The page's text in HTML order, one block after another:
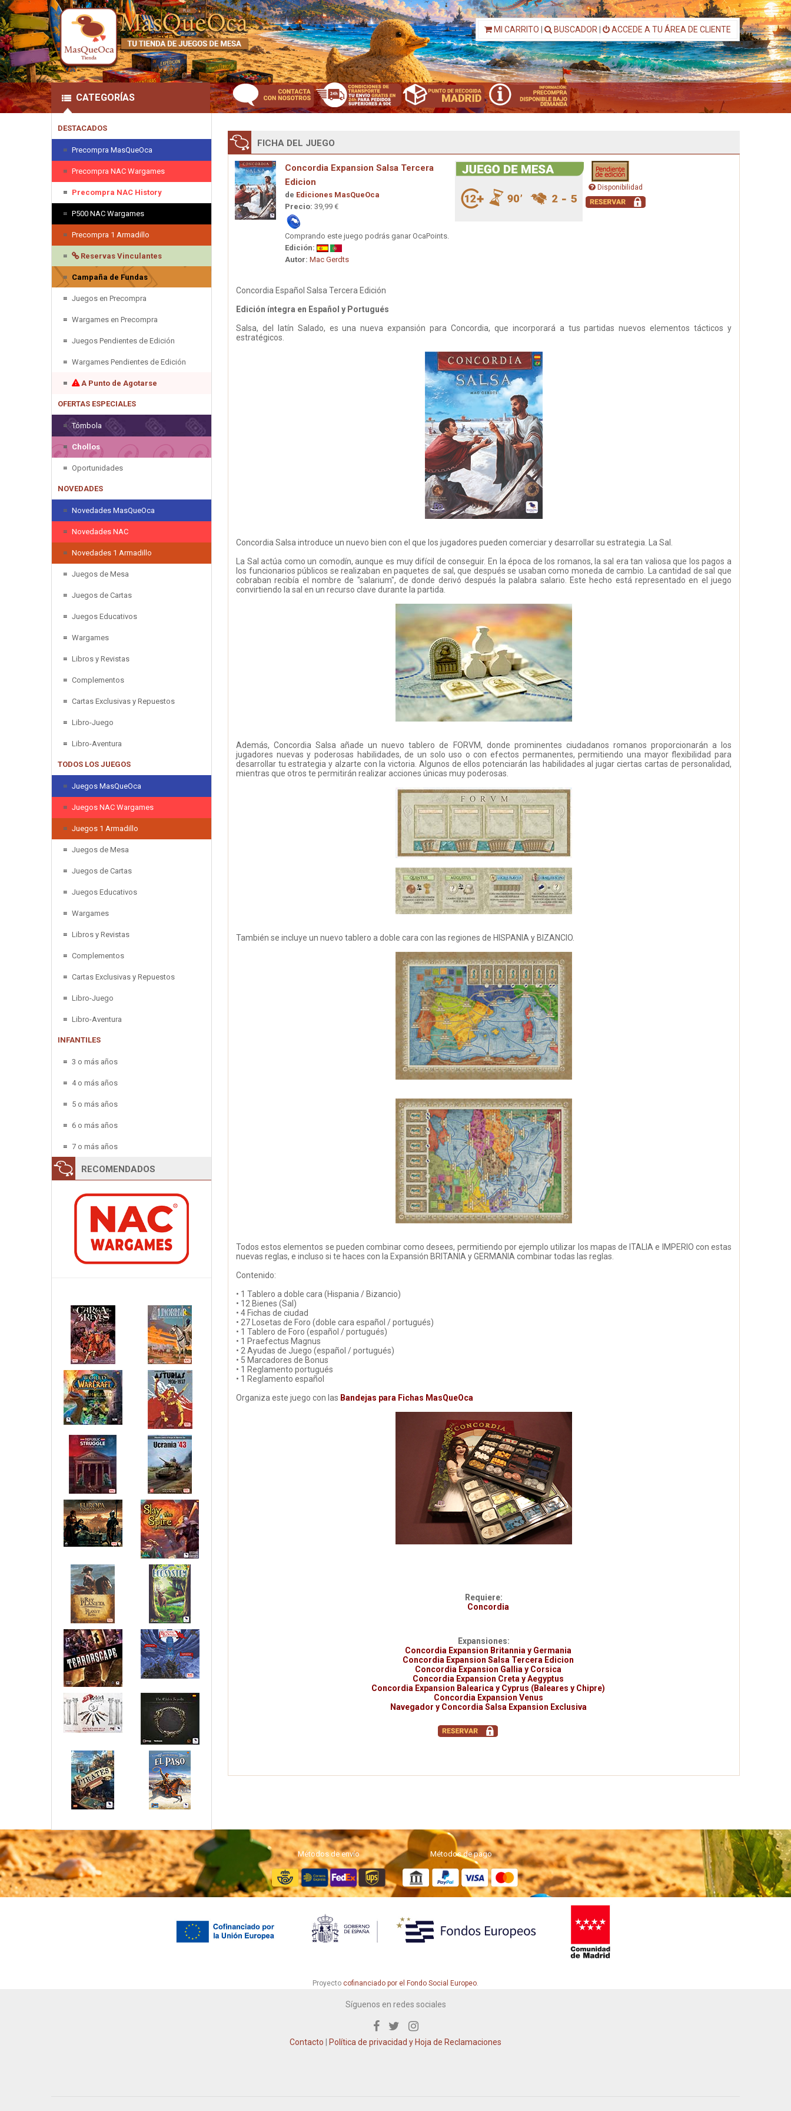
MI CARRITO BUSCADOR ACCEDE A TU ÁREA DE CLIENTE
CATEGORÍAS
DESTACADOS
Precompra MasQueOca
Precompra NAC Wargames
Precompra NAC History
P500 NAC Wargames
Precompra 1 Armadillo
Reservas Vinculantes
Campaña de Fundas
Juegos en Precompra
Wargames en Precompra
Juegos Pendientes de Edición
Wargames Pendientes de Edición
A Punto de Agotarse
OFERTAS ESPECIALES
Tómbola
Chollos
Oportunidades
NOVEDADES
Novedades MasQueOca
Novedades NAC
Novedades 1 Armadillo
Juegos de Mesa
Juegos de Cartas
Juegos Educativos
Wargames
Libros y Revistas
Complementos
Cartas Exclusivas y Repuestos
Libro-Juego
Libro-Aventura
TODOS LOS JUEGOS
Juegos MasQueOca
Juegos NAC Wargames
Juegos 1 Armadillo
Juegos de Mesa
Juegos de Cartas
Juegos Educativos
Wargames
Libros y Revistas
Complementos
Cartas Exclusivas y Repuestos
Libro-Juego
Libro-Aventura
INFANTILES
3 o más años
4 o más años
5 o más años
6 o más años
7 o más años
RECOMENDADOS
FICHA DEL JUEGO
Concordia Expansion Salsa Tercera
Edicion
de Ediciones MasQueOca
Precio: 39,99 €
Comprando este juego podrás ganar OcaPoints.
Edición:
Autor: Mac Gerdts
Disponibilidad
Concordia Español Salsa Tercera Edición
Edición íntegra en Español y Portugués
Salsa, del latín Salado, es una nueva expansión para Concordia, que incorporará a tus partidas nuevos elementos tácticos y
estratégicos.
Concordia Salsa introduce un nuevo bien con el que los jugadores pueden comerciar y desarrollar su estrategia. La Sal.
La Sal actúa como un comodín, aunque es muy difícil de conseguir. En la época de los romanos, la sal era tan valiosa que los pagos a
los funcionarios públicos se realizaban en paquetes de sal, que después se usaban como moneda de cambio. La cantidad de sal que
cobraban recibía el nombre de "salarium", de donde derivó después la palabra salario. Este hecho está representado en el juego
convirtiendo la sal en un recurso clave durante la partida.
Además, Concordia Salsa añade un nuevo tablero de FORVM, donde prominentes ciudadanos romanos proporcionarán a los
jugadores nuevas y poderosas habilidades, de un solo uso o con efectos permanentes, permitiendo una mayor flexibilidad para
desarrollar tu estrategia y alzarte con la victoria. Algunos de ellos potenciarán las habilidades al jugar ciertas cartas de personalidad,
mientras que otros te permitirán realizar acciones únicas muy poderosas.
También se incluye un nuevo tablero a doble cara con las regiones de HISPANIA y BIZANCIO.
Todos estos elementos se pueden combinar como desees, permitiendo por ejemplo utilizar los mapas de ITALIA e IMPERIO con estas
nuevas reglas, e incluso si te haces con la Expansión BRITANIA y GERMANIA combinar todas las reglas.
Contenido:
• 1 Tablero a doble cara (Hispania / Bizancio)
• 12 Bienes (Sal)
• 4 Fichas de ciudad
• 27 Losetas de Foro (doble cara español / portugués)
• 1 Tablero de Foro (español / portugués)
• 1 Praefectus Magnus
• 2 Ayudas de Juego (español / portugués)
• 5 Marcadores de Bonus
• 1 Reglamento portugués
• 1 Reglamento español
Organiza este juego con las Bandejas para Fichas MasQueOca
Requiere:
Concordia
Expansiones:
Concordia Expansion Britannia y Germania
Concordia Expansion Salsa Tercera Edicion
Concordia Expansion Gallia y Corsica
Concordia Expansion Creta y Aegyptus
Concordia Expansion Balearica y Cyprus (Baleares y Chipre)
Concordia Expansion Venus
Navegador y Concordia Salsa Expansion Exclusiva
Métodos de envío Métodos de pago
Proyecto cofinanciado por el Fondo Social Europeo.
Síguenos en redes sociales
Contacto Política de privacidad y Hoja de Reclamaciones